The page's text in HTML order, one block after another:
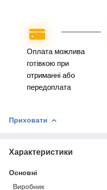
Оплата можлива
готівкою при
отриманні або
передоплата
Приховати
Характеристики
Основні
Виробник